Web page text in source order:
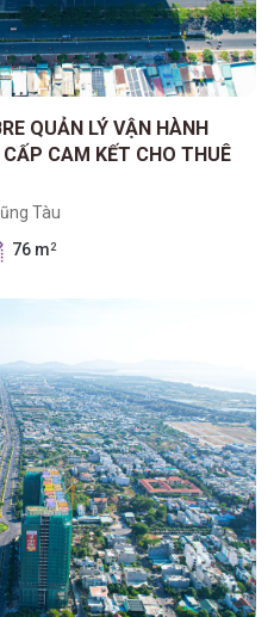
QUẢN LÝ VẬN HÀNH
CAM KẾT CHO THUÊ
Tàu
76 m 2